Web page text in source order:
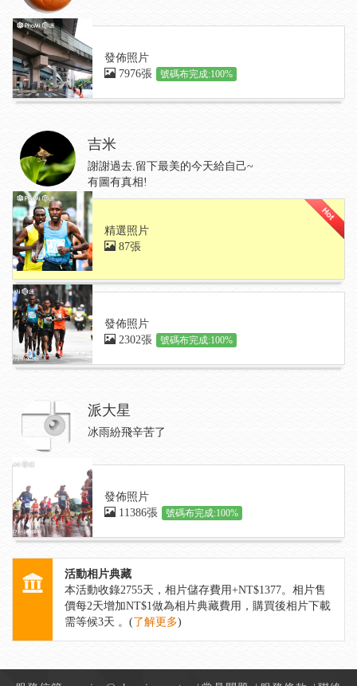
發佈照片
7976張
號碼布完成:100%
吉米
謝謝過去.留下最美的今天給自己~
有圖有真相!
精選照片
87張
發佈照片
2302張
號碼布完成:100%
派大星
冰雨紛飛辛苦了
發佈照片
11386張
號碼布完成:100%
活動相片典藏
本活動收錄2755天，相片儲存費用+NT$1377。相片售
價每2天增加NT$1做為相片典藏費用，購買後相片下載
需等候3天 。(了解更多)